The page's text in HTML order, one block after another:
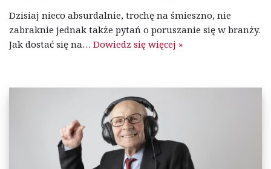
Dzisiaj nieco absurdalnie, trochę na śmieszno, nie
zabraknie jednak także pytań o poruszanie się w branży.
Jak dostać się na… Dowiedz się więcej »